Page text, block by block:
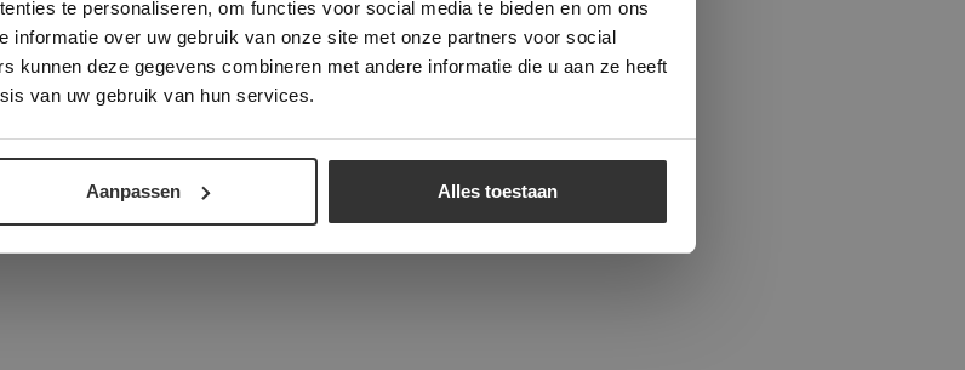
te personaliseren, om functies voor social media te bieden en om ons
informatie over uw gebruik van onze site met onze partners voor social
kunnen deze gegevens combineren met andere informatie die u aan ze heeft
van uw gebruik van hun services.
Aanpassen Alles toestaan
verder
ACCEPTEREN ALLES AFWIJZEN